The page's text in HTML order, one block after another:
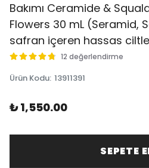
Bakımı Ceramide &
Flowers 30 mL (Seramid,
safran içeren hassas
12 değerlendirme
Ürün Kodu: 13911391
₺ 1,550.00
SEPETE